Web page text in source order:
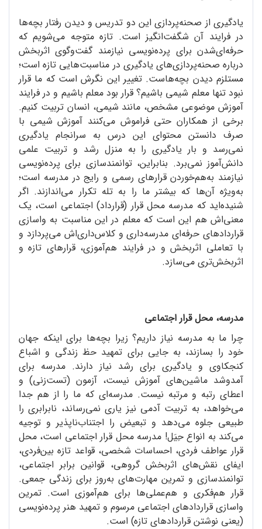
یادگیری از صحنه‌پردازی این دو تدریس و دیدن رفتار بچه‌ها
در فرایند آن شگفت‌انگیز است. تازه متوجه می‌شویم که
حرفه‌ای‌شدن برای پرده‌نویسی نیازمند گفت‌وگوی اثربخش
درباره صحنه‌پردازی‌های یادگیری در مناسبت‌هایی تازه است؛
مستلزم دیدن بچه‌هاست. تغییر این نگرش است که ما قرار
نبود تنها معلم شیمی باشیم؟ قرار بود معلم باشیم و در فرایند
آموزش موضوعی مشخص، مانند شیمی، انسان تربیت کنیم.
برخی از همکاران حتی فراموش می‌کنند آموزش شیمی با
صرف دانستن محتوای این درس به سرانجام یادگیری
نمی‌رسد و بار یادگیری را به منزل رشد و تربیت علمی
دانش‌آموز نمی‌برد. بنابراین، توانمندسازی برای پرده‌نویسی
نیازمند به‌هم‌خوردن قرارهای رسمی و رایج در مدرسه است؛
به‌ویژه آن‌ها که بیشتر ما را به تله تکرار می‌اندازند. اگر
شنیده‌اید که مدرسه محل قرار (قرارداد) اجتماعی است، یک
معنی‌اش هم این است که معلم در این مناسبت به واسازی
قراردادهای حرفه‌ای مدرسه‌داری و کلاس‌داری‌اش می‌پردازد و
با تعاملی اثربخش و در فرایند هم‌آموزی، قرارهای تازه و
اثربخش‌تری می‌سازد.
مدرسه، محل قرار اجتماعی
چرا ما به مدرسه نیاز داریم؟ زیرا بچه‌ها برای اینکه جهان
خود را بسازند، به جایی برای تمهید حظ زندگی و اشباع
کنجکاوی و یادگیری برای رشد نیاز دارند. مدرسه برای
آمدوشد ماشین‌های آموزش نیست، آزمون (تست‌زنی) و
اعطای رتبه و مرتبه نیست. مدرسه‌ای که ما را از هم جدا
می‌خواهد، به تربیت آدمی نیز یاری نمی‌رساند، نابرابری را
طبیعی جلوه می‌دهد و تبعیض را اجتناب‌ناپذیر و توجیه
می‌کند به انواع حِیَل! مدرسه محل قرار اجتماعی است، محل
قرار عواطف فردی، احساسات شخصی، قواعد تازه بین‌فردی،
ایفای نقش‌های اثربخش گروهی، قوانین برابر اجتماعی،
توانمندسازی و تمرین مهارت‌های به‌روز برای زندگی جمعی.
قرار هم‌فکری و هم‌عملی‌ها برای هم‌آموزی است. تمرین
واسازی قراردادهای اجتماعی مرسوم و تمهید هنر پرده‌نویسی
(یعنی نوشتن قراردادهای تازه) است.